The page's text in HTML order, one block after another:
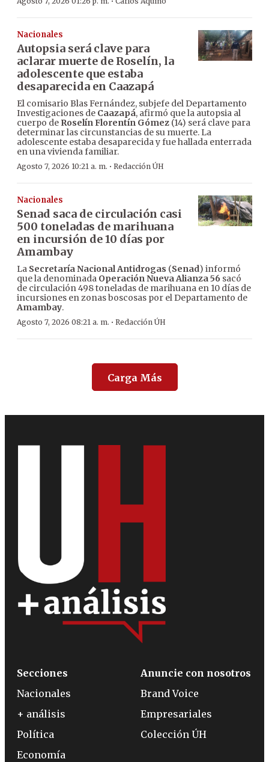
Nacionales
Autopsia será clave para
aclarar muerte de Roselín, la
adolescente que estaba
desaparecida en Caazapá
El comisario Blas Fernández, subjefe del Departamento
Investigaciones de Caazapá, afirmó que la autopsia al
cuerpo de Roselín Florentín Gómez (14) será clave para
determinar las circunstancias de su muerte. La
adolescente estaba desaparecida y fue hallada enterrada
en una vivienda familiar.
Agosto 7, 2026 10:21 a. m. · Redacción ÚH
Nacionales
Senad saca de circulación casi
500 toneladas de marihuana
en incursión de 10 días por
Amambay
La Secretaría Nacional Antidrogas (Senad) informó
que la denominada Operación Nueva Alianza 56 sacó
de circulación 498 toneladas de marihuana en 10 días de
incursiones en zonas boscosas por el Departamento de
Amambay.
Agosto 7, 2026 08:21 a. m. · Redacción ÚH
Carga Más
Secciones
Nacionales
+ análisis
Política
Economía
Anuncie con nosotros
Brand Voice
Empresariales
Colección ÚH